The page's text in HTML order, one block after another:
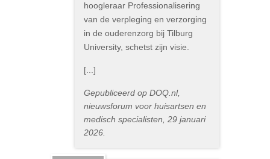
hoogleraar Professionalisering
van de verpleging en verzorging
in de ouderenzorg bij Tilburg
University, schetst zijn visie.
[...]
Gepubliceerd op DOQ.nl,
nieuwsforum voor huisartsen en
medisch specialisten, 29 januari
2026.